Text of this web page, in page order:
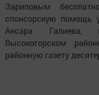
Зариповым
спонсорскую помощь
Ансара Галиева,
Высокогорском
районную газету